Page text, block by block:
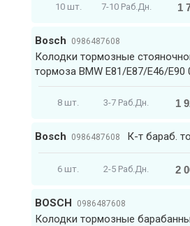
10 шт. 7-10 Раб.Дн. 1
Bosch 0986487608
Колодки тормозные
тормоза BMW E81/E87/E46/E90
8 шт. 3-7 Раб.Дн. 1
Bosch 0986487608 К-т бараб.
6 шт. 2-5 Раб.Дн. 2
BOSCH 0986487608
Колодки тормозные